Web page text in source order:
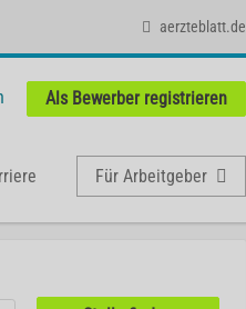
aerzteblatt.de
Als Bewerber registrieren
Für Arbeitgeber